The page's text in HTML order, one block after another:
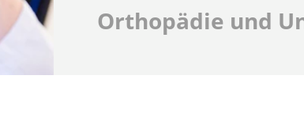
Orthopädie und